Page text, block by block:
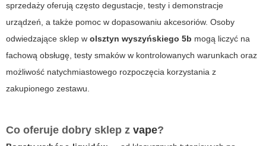
sprzedaży oferują często degustacje, testy i demonstracje
urządzeń, a także pomoc w dopasowaniu akcesoriów. Osoby
odwiedzające sklep w olsztyn wyszyńskiego 5b mogą liczyć na
fachową obsługę, testy smaków w kontrolowanych warunkach oraz
możliwość natychmiastowego rozpoczęcia korzystania z
zakupionego zestawu.
Co oferuje dobry sklep z vape?